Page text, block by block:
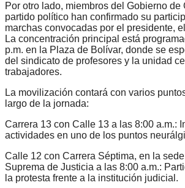
Por otro lado, miembros del Gobierno de
partido político han confirmado su
marchas convocadas por el presidente,
La concentración principal está
p.m. en la Plaza de Bolívar, donde se
del sindicato de profesores y la unidad
trabajadores.
La movilización contará con varios
largo de la jornada:
Carrera 13 con Calle 13 a las 8:00 a.m.:
actividades en uno de los puntos
Calle 12 con Carrera Séptima, en la
Suprema de Justicia a las 8:00 a.m.:
la protesta frente a la institución judicial.